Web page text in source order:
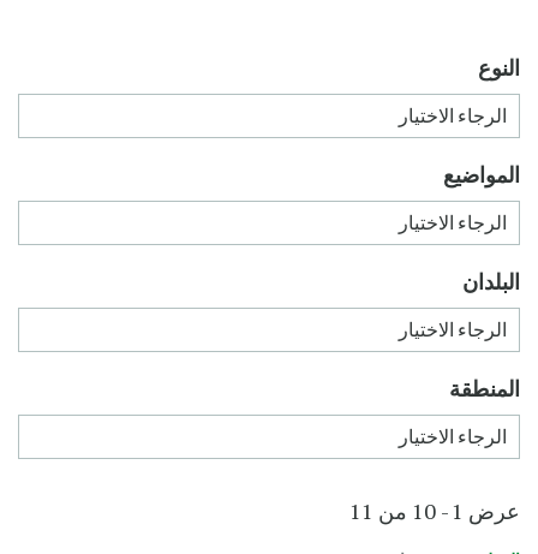
عرض 1 - 10 من 11
النوع
المواضيع
البلدان
المنطقة